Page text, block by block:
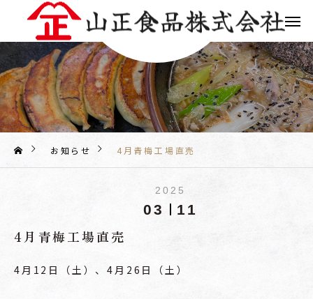
お知らせ 4月青梅工場直売
2025
03 11
4月青梅工場直売
4月12日（土）、4月26日（土）